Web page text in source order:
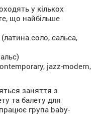
у кількох
що найбільше
соло, сальса,
jazz-modern,
заняття з
та балету для
група baby-